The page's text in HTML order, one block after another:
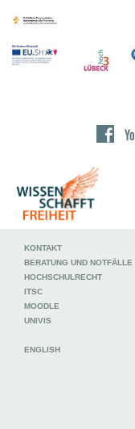
KONTAKT
BERATUNG UND NOTFÄLLE
HOCHSCHULRECHT
ITSC
MOODLE
UNIVIS
ENGLISH